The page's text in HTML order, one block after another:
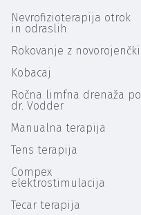
Nevrofizioterapija otrok
in odraslih
Rokovanje z novorojenčki
Kobacaj
Ročna limfna drenaža po
dr. Vodder
Manualna terapija
Tens terapija
Compex
elektrostimulacija
Tecar terapija